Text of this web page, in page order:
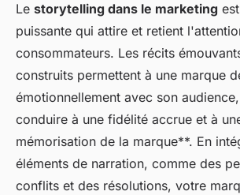
Le storytelling dans le marketing
puissante qui attire et retient
consommateurs. Les récits
construits permettent à une marque
émotionnellement avec son
conduire à une fidélité accrue et à
mémorisation de la marque**. En
éléments de narration, comme des
conflits et des résolutions, votre